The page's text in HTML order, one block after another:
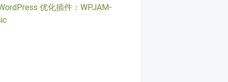
优化插件：WPJAM-